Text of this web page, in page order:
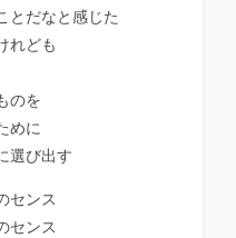
だなと感じた
れども
のを
めに
選び出す
センス
センス